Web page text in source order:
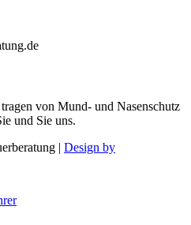
von Mund- und Nasenschutz
und Sie uns.
| Design by